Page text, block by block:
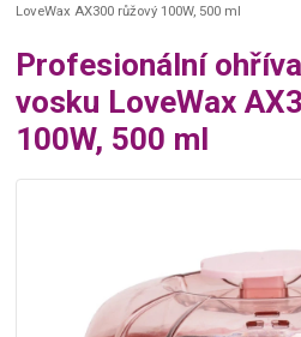
LoveWax AX300 růžový 100W, 500 ml
Profesionální
vosku LoveWax
100W, 500 ml